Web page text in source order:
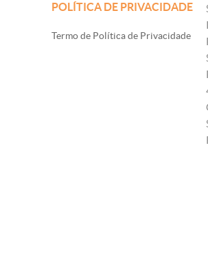
POLÍTICA DE PRIVACIDADE
Termo de Política de Privacidade